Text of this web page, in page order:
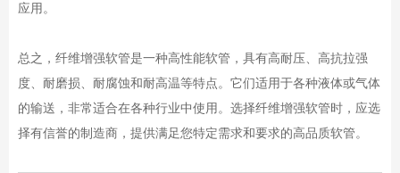
应用。
总之，纤维增强软管是一种高性能软管，具有高耐压、高抗拉强
度、耐磨损、耐腐蚀和耐高温等特点。它们适用于各种液体或气体
的输送，非常适合在各种行业中使用。选择纤维增强软管时，应选
择有信誉的制造商，提供满足您特定需求和要求的高品质软管。